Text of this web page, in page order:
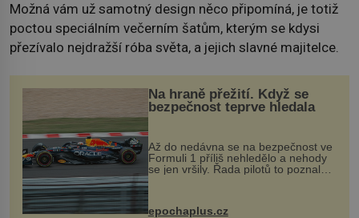
Možná vám už samotný design něco připomíná, je totiž
poctou speciálním večerním šatům, kterým se kdysi
přezívalo nejdražší róba světa, a jejich slavné majitelce.
Na hraně přežití. Když se
bezpečnost teprve hledala
Až do nedávna se na bezpečnost ve
Formuli 1 příliš nehledělo a nehody
se jen vršily. Řada pilotů to poznala
na vlastní kůži, často s trvalými
následky nebo bohužel i ztrátou
života. Dnes nepochopiteln...
epochaplus.cz